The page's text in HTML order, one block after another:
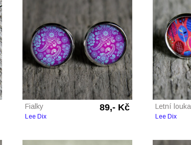
Fialky 89,- Kč
Lee Dix
Letní louka
Lee Dix